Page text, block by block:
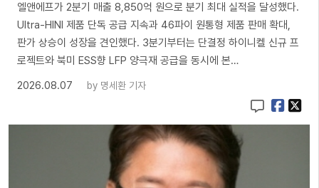
엘앤에프가 2분기 매출 8,850억 원으로 분기 최대 실적을 달성했다.
Ultra-HINI 제품 단독 공급 지속과 46파이 원통형 제품 판매 확대,
판가 상승이 성장을 견인했다. 3분기부터는 단결정 하이니켈 신규 프
로젝트와 북미 ESS향 LFP 양극재 공급을 동시에 본…
2026.08.07
by 명세환 기자